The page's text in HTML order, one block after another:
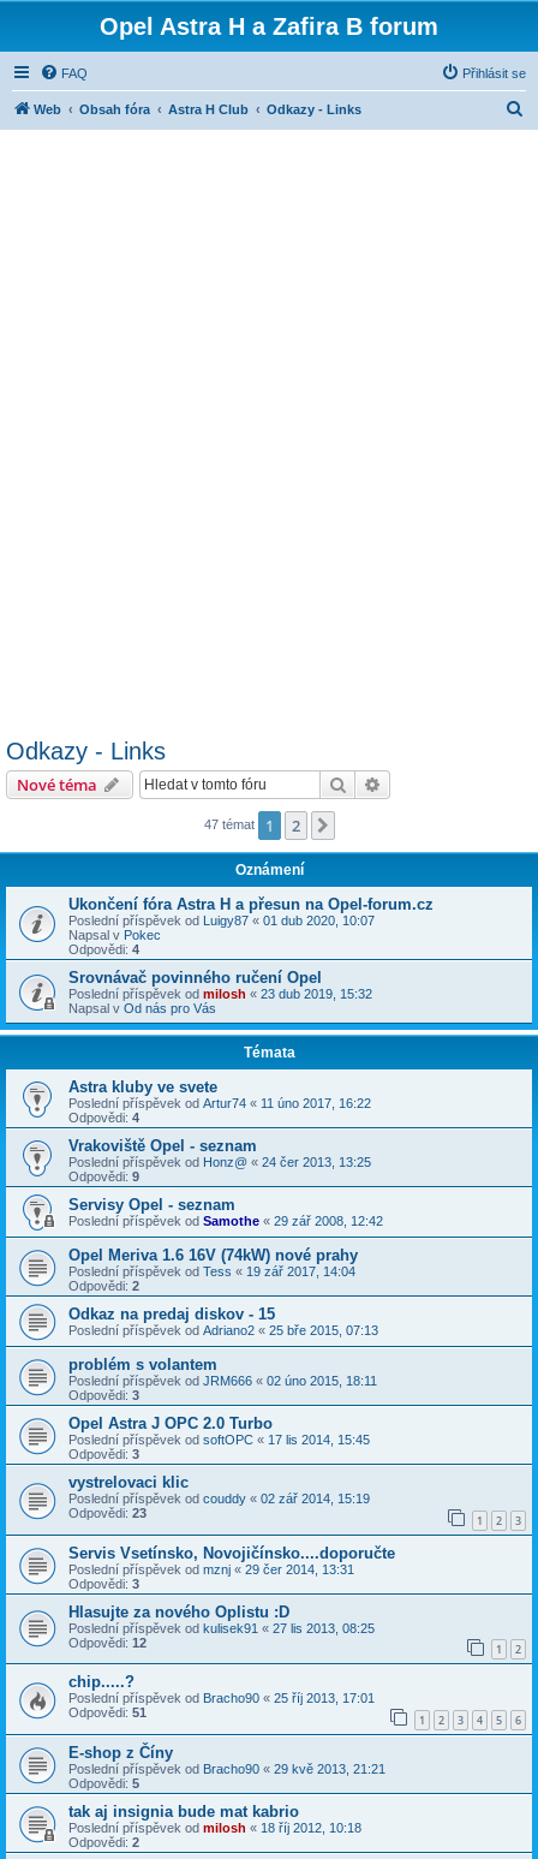
Opel Astra H a Zafira B forum
FAQ Přihlásit se
Web Obsah fóra Astra H Club Odkazy - Links
Odkazy - Links
Nové téma Hledat
47 témat 1 2
Oznámení
Ukončení fóra Astra H a přesun na Opel-forum.cz
Poslední příspěvek od Luigy87 « 01 dub 2020, 10:07
Napsal v Pokec
Odpovědi: 4
Srovnávač povinného ručení Opel
Poslední příspěvek od milosh « 23 dub 2019, 15:32
Napsal v Od nás pro Vás
Témata
Astra kluby ve svete
Poslední příspěvek od Artur74 « 11 úno 2017, 16:22
Odpovědi: 4
Vrakoviště Opel - seznam
Poslední příspěvek od Honz@ « 24 čer 2013, 13:25
Odpovědi: 9
Servisy Opel - seznam
Poslední příspěvek od Samothe « 29 zář 2008, 12:42
Opel Meriva 1.6 16V (74kW) nové prahy
Poslední příspěvek od Tess « 19 zář 2017, 14:04
Odpovědi: 2
Odkaz na predaj diskov - 15
Poslední příspěvek od Adriano2 « 25 bře 2015, 07:13
problém s volantem
Poslední příspěvek od JRM666 « 02 úno 2015, 18:11
Odpovědi: 3
Opel Astra J OPC 2.0 Turbo
Poslední příspěvek od softOPC « 17 lis 2014, 15:45
Odpovědi: 3
vystrelovaci klic
Poslední příspěvek od couddy « 02 zář 2014, 15:19
Odpovědi: 23 1 2 3
Servis Vsetínsko, Novojičínsko....doporučte
Poslední příspěvek od mznj « 29 čer 2014, 13:31
Odpovědi: 3
Hlasujte za nového Oplistu :D
Poslední příspěvek od kulisek91 « 27 lis 2013, 08:25
Odpovědi: 12 1 2
chip.....?
Poslední příspěvek od Bracho90 « 25 říj 2013, 17:01
Odpovědi: 51 1 2 3 4 5 6
E-shop z Číny
Poslední příspěvek od Bracho90 « 29 kvě 2013, 21:21
Odpovědi: 5
tak aj insignia bude mat kabrio
Poslední příspěvek od milosh « 18 říj 2012, 10:18
Odpovědi: 2